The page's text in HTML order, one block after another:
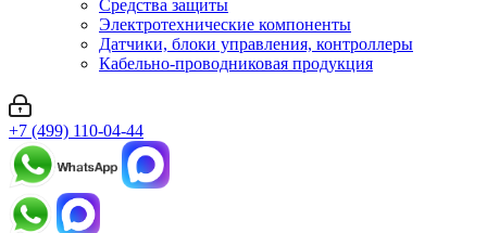
Средства защиты
Электротехнические компоненты
Датчики, блоки управления, контроллеры
Кабельно-проводниковая продукция
+7 (499) 110-04-44